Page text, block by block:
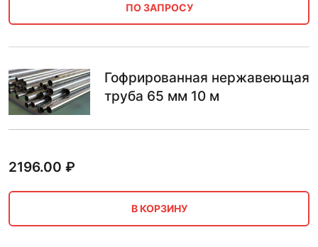
ПО ЗАПРОСУ
Гофрированная нержавеющая
труба 65 мм 10 м
2196.00 ₽
В КОРЗИНУ